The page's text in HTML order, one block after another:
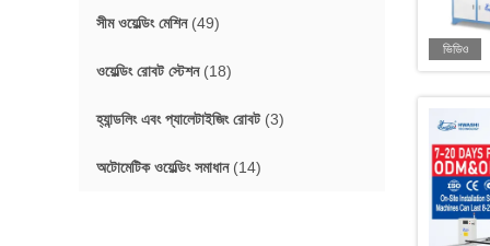
সীম ওয়েল্ডিং মেশিন(49)
ওয়েল্ডিং রোবট স্টেশন(18)
হ্যান্ডলিং এবং প্যালেটাইজিং রোবট(3)
অটোমেটিক ওয়েল্ডিং সমাধান(14)
ভিডিও